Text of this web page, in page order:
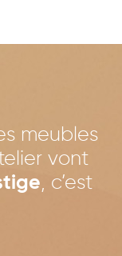
meubles
vont
, c’est